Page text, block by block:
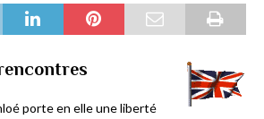
porte en elle une liberté